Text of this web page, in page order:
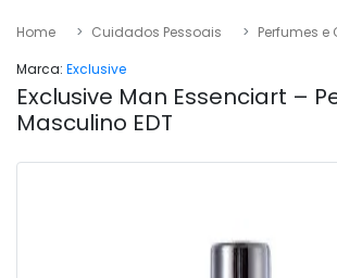
Home Cuidados Pessoais Perfumes e
Marca: Exclusive
Exclusive Man Essenciart –
Masculino EDT